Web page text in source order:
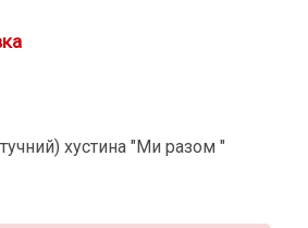
хустина "Ми разом "